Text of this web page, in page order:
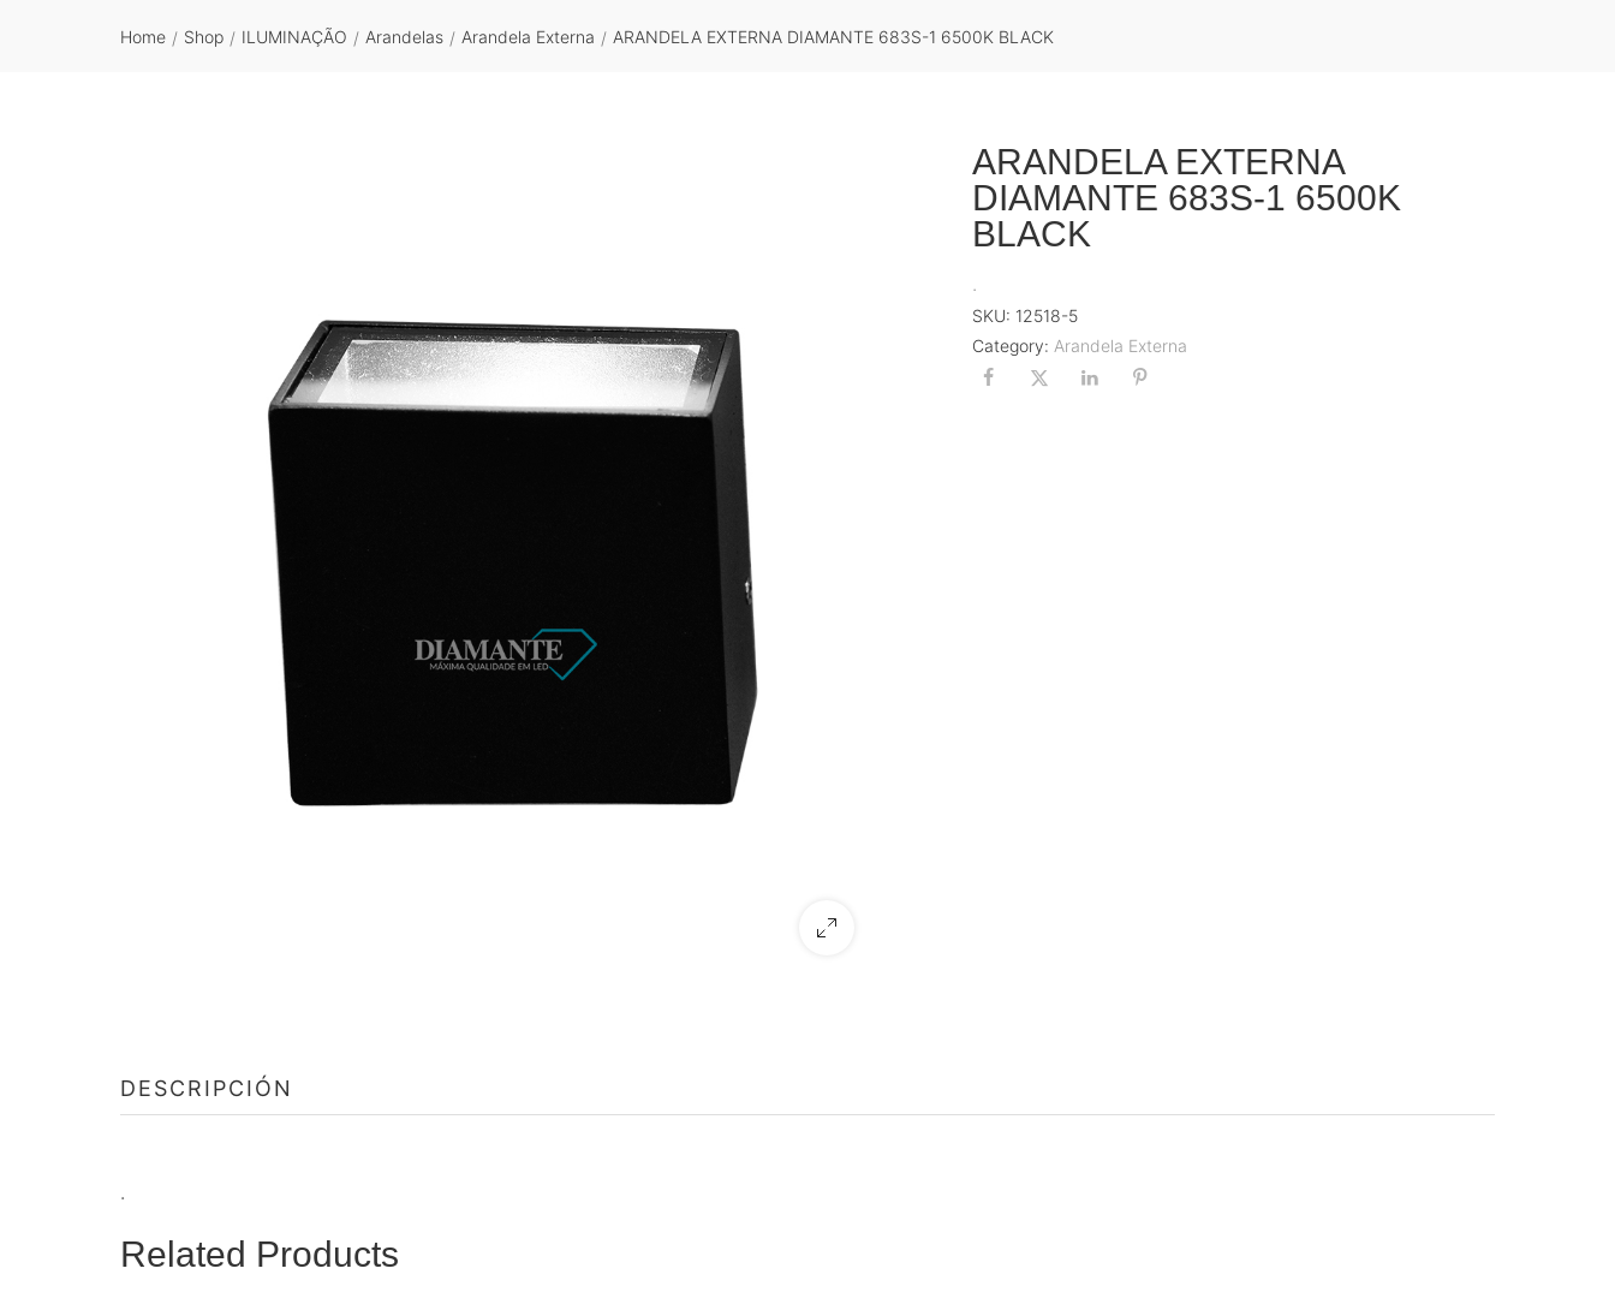
Home / Shop / ILUMINAÇÃO / Arandelas / Arandela Externa / ARANDELA EXTERNA DIAMANTE 683S-1 6500K BLACK
ARANDELA EXTERNA
DIAMANTE 683S-1 6500K
BLACK
.
SKU: 12518-5
Category: Arandela Externa
DESCRIPCIÓN
.
Related Products